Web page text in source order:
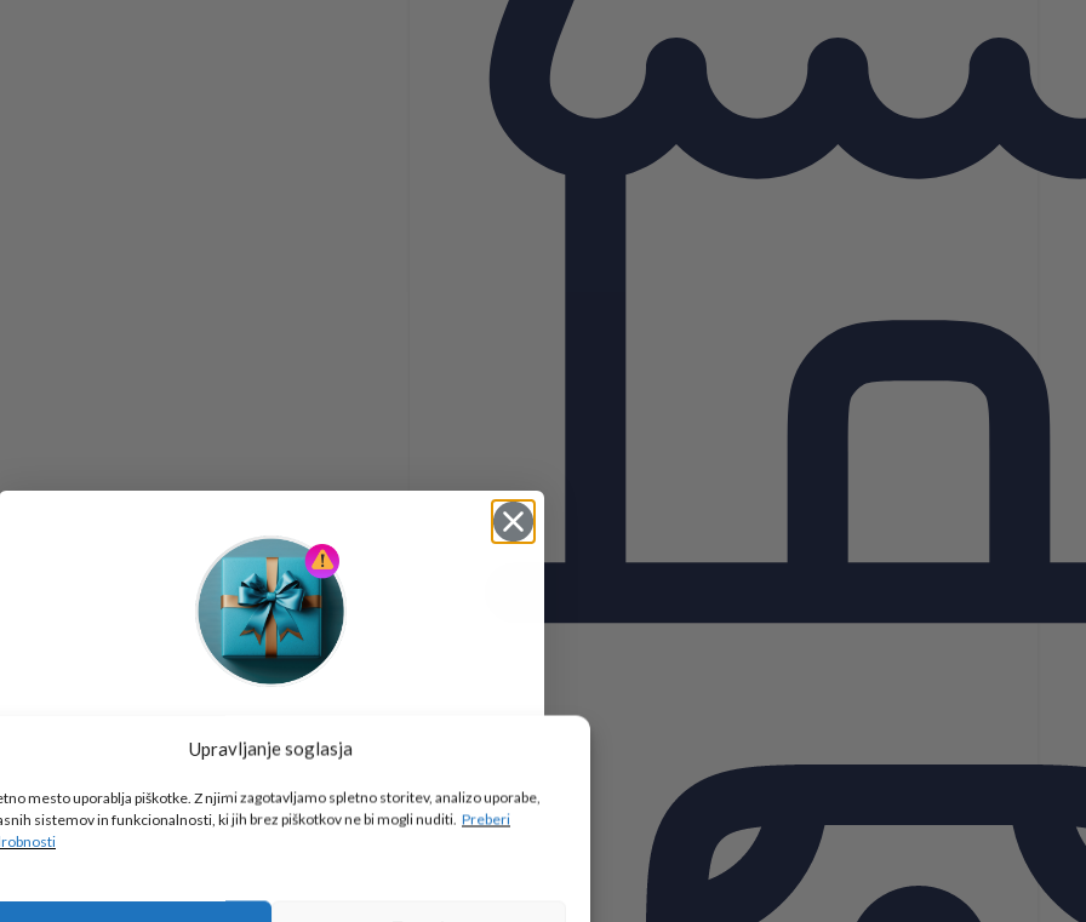
Upravljanje soglasja
mesto uporablja piškotke. Z njimi zagotavljamo spletno storitev, analizo uporabe,
sistemov in funkcionalnosti, ki jih brez piškotkov ne bi mogli nuditi. Preberi
🎁 DARILO
Vpiši podatke za prejem darilain se pridruži